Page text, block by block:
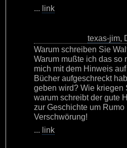
... link
texas-jim,
Warum schreiben Sie
Warum mußte ich das so
mich mit dem Hinweis
Bücher aufgeschreckt
geben wird? Wie
warum schreibt der gute
zur Geschichte um
Verschwörung!
... link